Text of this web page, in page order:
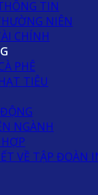
TIN
NIÊN
CHÍNH
PHÊ
TIÊU
NGÀNH
VỀ TẬP ĐOÀN